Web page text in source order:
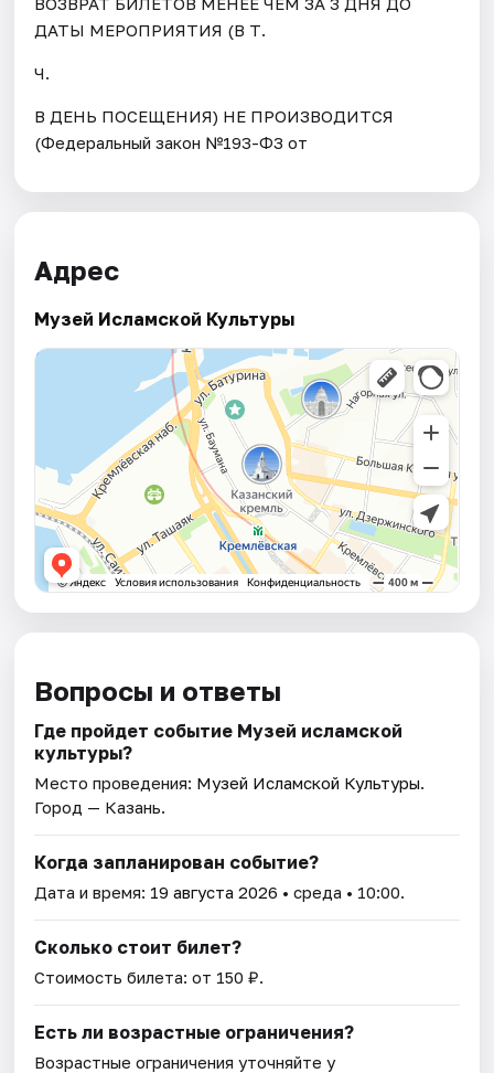
ДАТЫ МЕРОПРИЯТИЯ (В Т.
Ч.
В ДЕНЬ ПОСЕЩЕНИЯ) НЕ ПРОИЗВОДИТСЯ
(Федеральный закон №193-ФЗ от
Адрес
Музей Исламской Культуры
Вопросы и ответы
Где пройдет событие Музей исламской
культуры?
Место проведения: Музей Исламской Культуры.
Город — Казань.
Когда запланирован событие?
Дата и время: 19 августа 2026 • среда • 10:00.
Сколько стоит билет?
Стоимость билета: от 150 ₽.
Есть ли возрастные ограничения?
Возрастные ограничения уточняйте у